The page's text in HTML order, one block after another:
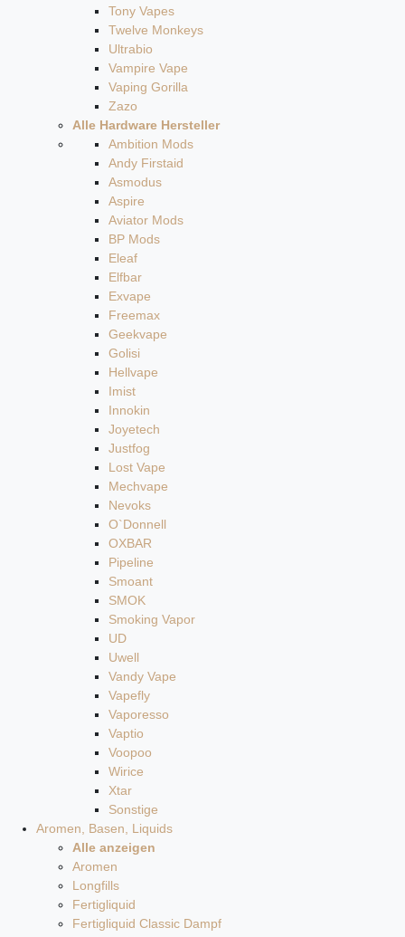
Tony Vapes
Twelve Monkeys
Ultrabio
Vampire Vape
Vaping Gorilla
Zazo
Alle Hardware Hersteller
Ambition Mods
Andy Firstaid
Asmodus
Aspire
Aviator Mods
BP Mods
Eleaf
Elfbar
Exvape
Freemax
Geekvape
Golisi
Hellvape
Imist
Innokin
Joyetech
Justfog
Lost Vape
Mechvape
Nevoks
O`Donnell
OXBAR
Pipeline
Smoant
SMOK
Smoking Vapor
UD
Uwell
Vandy Vape
Vapefly
Vaporesso
Vaptio
Voopoo
Wirice
Xtar
Sonstige
Aromen, Basen, Liquids
Alle anzeigen
Aromen
Longfills
Fertigliquid
Fertigliquid Classic Dampf